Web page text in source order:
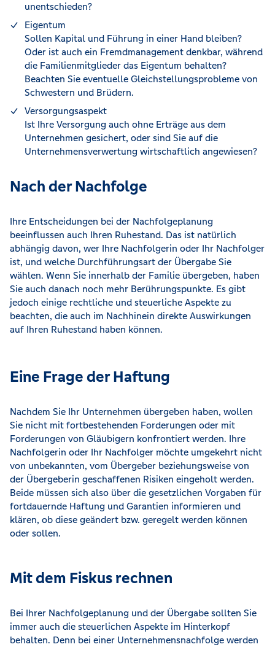
unentschieden?
Eigentum
Sollen Kapital und Führung in einer Hand bleiben?
Oder ist auch ein Fremdmanagement denkbar, während
die Familienmitglieder das Eigentum behalten?
Beachten Sie eventuelle Gleichstellungsprobleme von
Schwestern und Brüdern.
Versorgungsaspekt
Ist Ihre Versorgung auch ohne Erträge aus dem
Unternehmen gesichert, oder sind Sie auf die
Unternehmensverwertung wirtschaftlich angewiesen?
Nach der Nachfolge
Ihre Entscheidungen bei der Nachfolgeplanung
beeinflussen auch Ihren Ruhestand. Das ist natürlich
abhängig davon, wer Ihre Nachfolgerin oder Ihr Nachfolger
ist, und welche Durchführungsart der Übergabe Sie
wählen. Wenn Sie innerhalb der Familie übergeben, haben
Sie auch danach noch mehr Berührungspunkte. Es gibt
jedoch einige rechtliche und steuerliche Aspekte zu
beachten, die auch im Nachhinein direkte Auswirkungen
auf Ihren Ruhestand haben können.
Eine Frage der Haftung
Nachdem Sie Ihr Unternehmen übergeben haben, wollen
Sie nicht mit fortbestehenden Forderungen oder mit
Forderungen von Gläubigern konfrontiert werden. Ihre
Nachfolgerin oder Ihr Nachfolger möchte umgekehrt nicht
von unbekannten, vom Übergeber beziehungsweise von
der Übergeberin geschaffenen Risiken eingeholt werden.
Beide müssen sich also über die gesetzlichen Vorgaben für
fortdauernde Haftung und Garantien informieren und
klären, ob diese geändert bzw. geregelt werden können
oder sollen.
Mit dem Fiskus rechnen
Bei Ihrer Nachfolgeplanung und der Übergabe sollten Sie
immer auch die steuerlichen Aspekte im Hinterkopf
behalten. Denn bei einer Unternehmensnachfolge werden